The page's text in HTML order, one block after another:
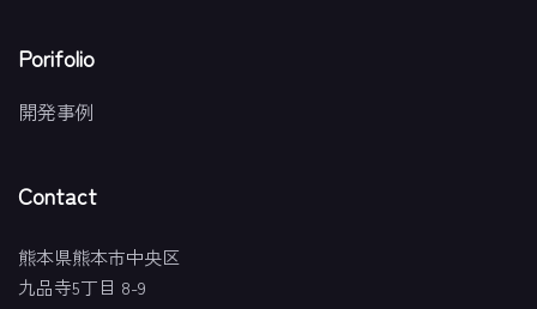
Porifolio
開発事例
Contact
熊本県熊本市中央区
九品寺5丁目 8-9